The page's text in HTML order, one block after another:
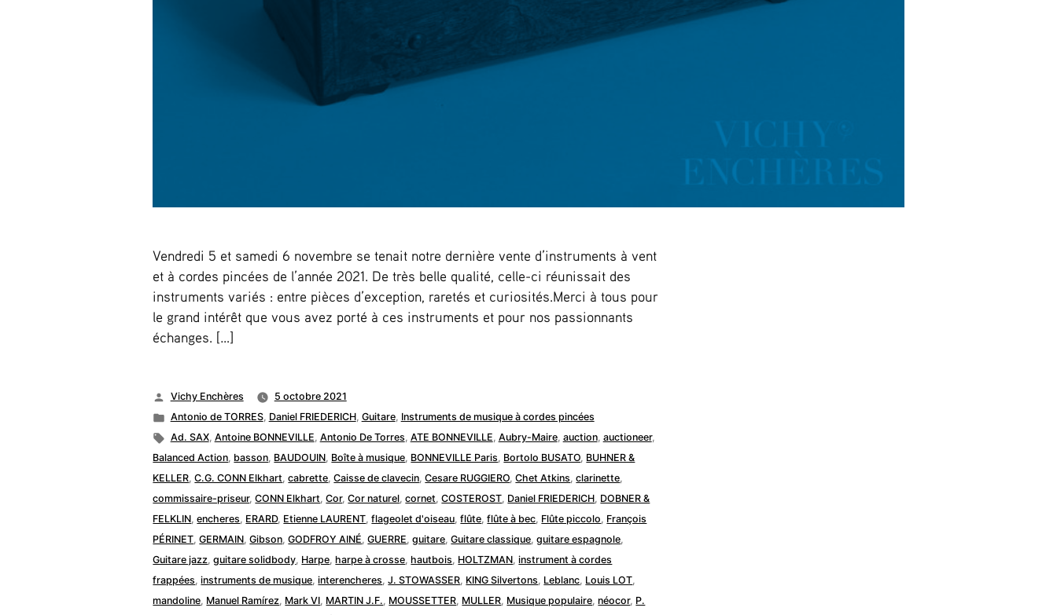
Vendredi 5 et samedi 6 novembre se tenait notre dernière vente d’instruments à vent
et à cordes pincées de l’année 2021. De très belle qualité, celle-ci réunissait des
instruments variés : entre pièces d’exception, raretés et curiosités.Merci à tous pour
le grand intérêt que vous avez porté à ces instruments et pour nos passionnants
échanges. […]
Publié
par
Vichy Enchères
5 octobre 2021
Publié
dans
Antonio de TORRES, Daniel FRIEDERICH, Guitare, Instruments de musique à cordes pincées
Étiquettes :
Ad. SAX, Antoine BONNEVILLE, Antonio De Torres, ATE BONNEVILLE, Aubry-Maire, auction, auctioneer,
Balanced Action, basson, BAUDOUIN, Boîte à musique, BONNEVILLE Paris, Bortolo BUSATO, BUHNER &
KELLER,C.G. CONN Elkhart,cabrette,Caisse de clavecin,Cesare RUGGIERO,Chet Atkins,clarinette,
commissaire-priseur,CONN Elkhart,Cor,Cor naturel,cornet,COSTEROST, Daniel FRIEDERICH, DOBNER &
FELKLIN,encheres, ERARD, Etienne LAURENT,flageolet d'oiseau,flûte,flûte à bec, Flûte piccolo, François
PÉRINET,GERMAIN,Gibson,GODFROY AINÉ,GUERRE,guitare,Guitare classique,guitare espagnole,
Guitare jazz,guitare solidbody, Harpe,harpe à crosse,hautbois, HOLTZMAN,instrument à cordes
frappées,instruments de musique,interencheres,J. STOWASSER, KING Silvertons, Leblanc, Louis LOT,
mandoline, Manuel Ramírez, Mark VI, MARTIN J.F., MOUSSETTER, MULLER, Musique populaire,néocor, P.